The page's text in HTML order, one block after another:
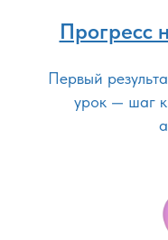
Прогресс
Первый
урок — шаг